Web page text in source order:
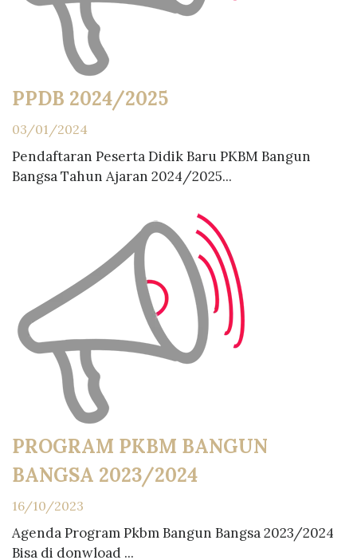
PPDB 2024/2025
03/01/2024
Pendaftaran Peserta Didik Baru PKBM Bangun
Bangsa Tahun Ajaran 2024/2025...
PROGRAM PKBM BANGUN
BANGSA 2023/2024
16/10/2023
Agenda Program Pkbm Bangun Bangsa 2023/2024
Bisa di donwload ...